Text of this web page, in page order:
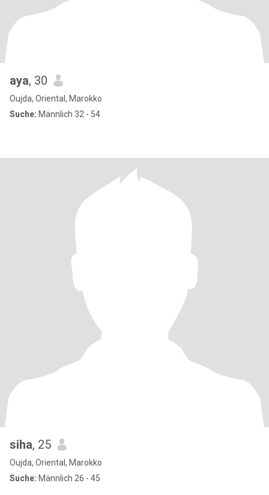
aya, 30
Oujda, Oriental, Marokko
Suche: Männlich 32 - 54
siha, 25
Oujda, Oriental, Marokko
Suche: Männlich 26 - 45